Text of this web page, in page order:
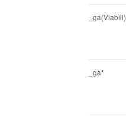
_ga(Viabill)
_ga*